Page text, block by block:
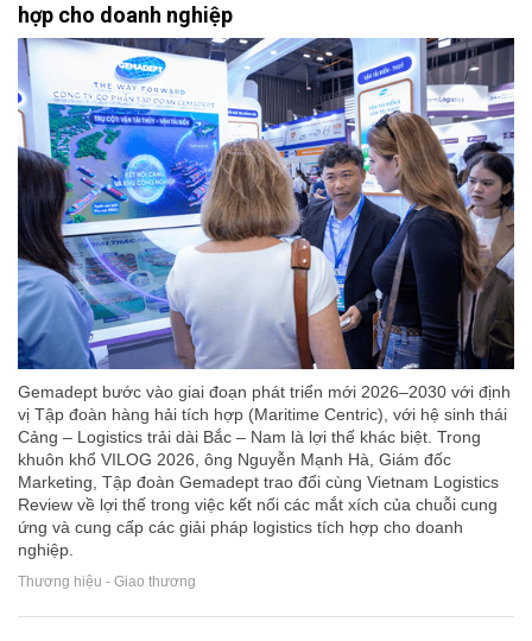
hợp cho doanh nghiệp
Gemadept bước vào giai đoạn phát triển mới 2026–2030 với định
vị Tập đoàn hàng hải tích hợp (Maritime Centric), với hệ sinh thái
Cảng – Logistics trải dài Bắc – Nam là lợi thế khác biệt. Trong
khuôn khổ VILOG 2026, ông Nguyễn Mạnh Hà, Giám đốc
Marketing, Tập đoàn Gemadept trao đổi cùng Vietnam Logistics
Review về lợi thế trong việc kết nối các mắt xích của chuỗi cung
ứng và cung cấp các giải pháp logistics tích hợp cho doanh
nghiệp.
Thương hiệu - Giao thương